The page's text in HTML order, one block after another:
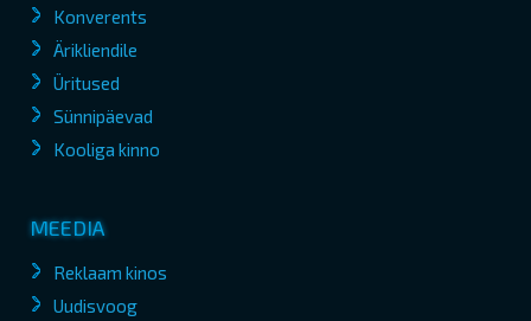
Konverents
Ärikliendile
Üritused
Sünnipäevad
Kooliga kinno
MEEDIA
Reklaam kinos
Uudisvoog